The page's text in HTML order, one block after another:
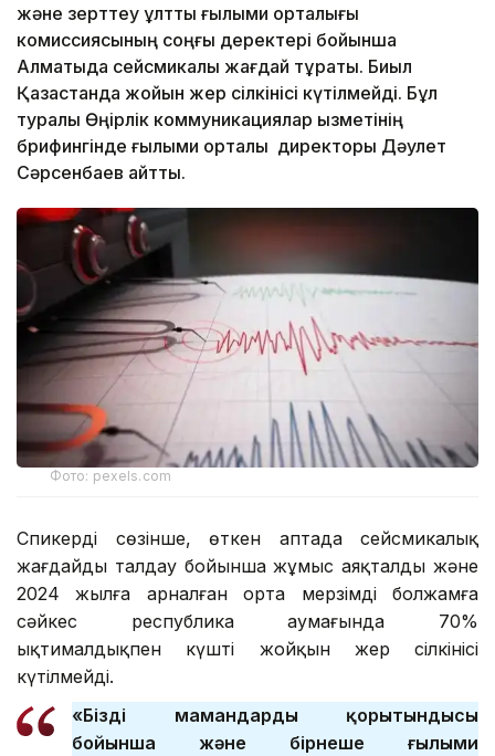
және зерттеу ұлттық ғылыми орталығы
комиссиясының соңғы деректері бойынша
Алматыда сейсмикалық жағдай тұрақты. Биыл
Қазақстанда жойқын жер сілкінісі күтілмейді. Бұл
туралы Өңірлік коммуникациялар қызметінің
брифингінде ғылыми орталық директоры Дәулет
Сәрсенбаев айтты.
Фото: pexels.com
Спикердің сөзінше, өткен аптада сейсмикалық
жағдайды талдау бойынша жұмыс аяқталды және
2024 жылға арналған орта мерзімді болжамға
сәйкес республика аумағында 70%
ықтималдықпен күшті жойқын жер сілкінісі
күтілмейді.
«Біздің мамандардың қорытындысы
бойынша және бірнеше ғылыми